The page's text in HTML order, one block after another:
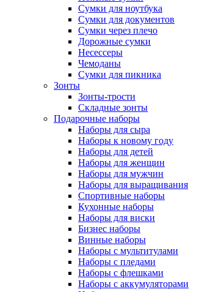
Сумки для ноутбука
Сумки для документов
Сумки через плечо
Дорожные сумки
Несессеры
Чемоданы
Сумки для пикника
Зонты
Зонты-трости
Складные зонты
Подарочные наборы
Наборы для сыра
Наборы к новому году
Наборы для детей
Наборы для женщин
Наборы для мужчин
Наборы для выращивания
Спортивные наборы
Кухонные наборы
Наборы для виски
Бизнес наборы
Винные наборы
Наборы с мультитулами
Наборы с пледами
Наборы с флешками
Наборы с аккумуляторами